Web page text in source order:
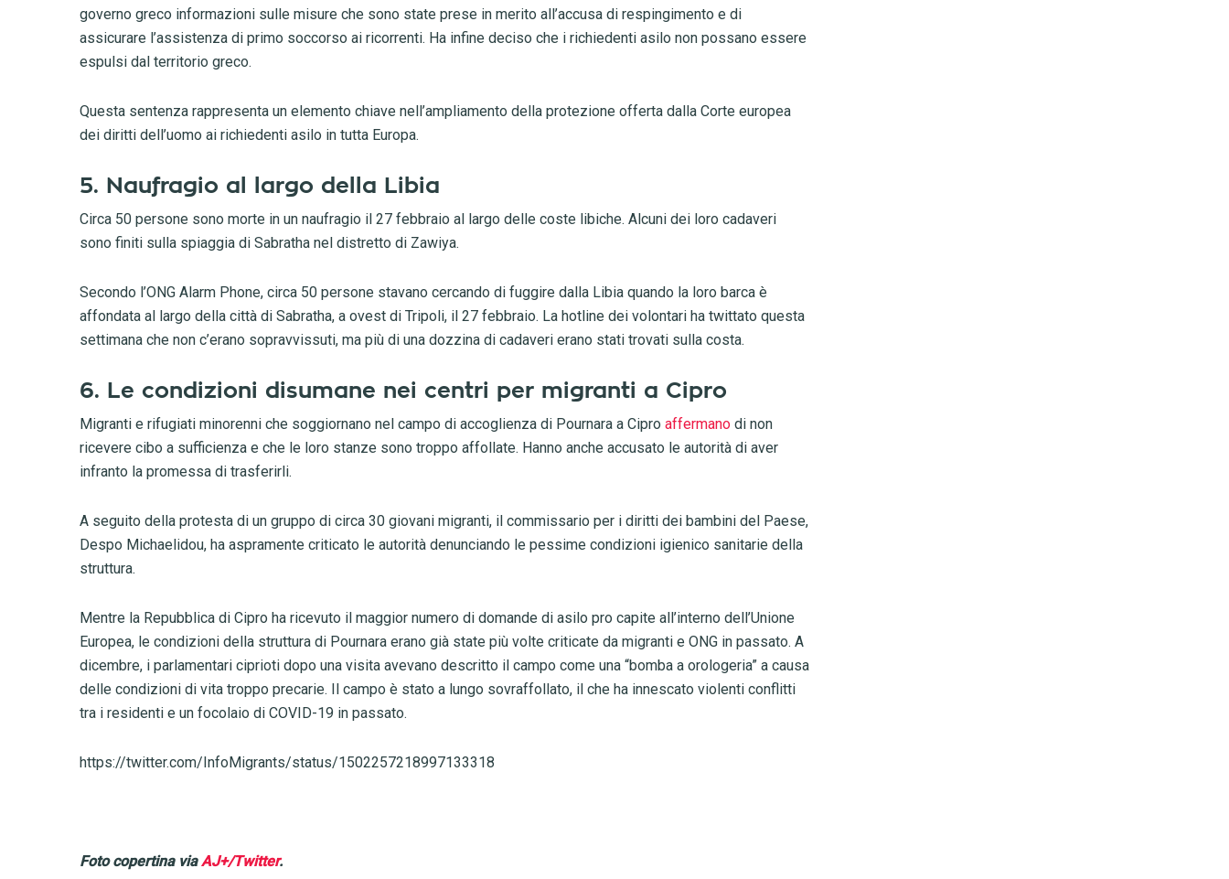
governo greco informazioni sulle misure che sono state prese in merito all’accusa di respingimento e di
assicurare l’assistenza di primo soccorso ai ricorrenti. Ha infine deciso che i richiedenti asilo non possano essere
espulsi dal territorio greco.
Questa sentenza rappresenta un elemento chiave nell’ampliamento della protezione offerta dalla Corte europea
dei diritti dell’uomo ai richiedenti asilo in tutta Europa.
5. Naufragio al largo della Libia
Circa 50 persone sono morte in un naufragio il 27 febbraio al largo delle coste libiche. Alcuni dei loro cadaveri
sono finiti sulla spiaggia di Sabratha nel distretto di Zawiya.
Secondo l’ONG Alarm Phone, circa 50 persone stavano cercando di fuggire dalla Libia quando la loro barca è
affondata al largo della città di Sabratha, a ovest di Tripoli, il 27 febbraio. La hotline dei volontari ha twittato questa
settimana che non c’erano sopravvissuti, ma più di una dozzina di cadaveri erano stati trovati sulla costa.
6. Le condizioni disumane nei centri per migranti a Cipro
Migranti e rifugiati minorenni che soggiornano nel campo di accoglienza di Pournara a Cipro affermano di non
ricevere cibo a sufficienza e che le loro stanze sono troppo affollate. Hanno anche accusato le autorità di aver
infranto la promessa di trasferirli.
A seguito della protesta di un gruppo di circa 30 giovani migranti, il commissario per i diritti dei bambini del Paese,
Despo Michaelidou, ha aspramente criticato le autorità denunciando le pessime condizioni igienico sanitarie della
struttura.
Mentre la Repubblica di Cipro ha ricevuto il maggior numero di domande di asilo pro capite all’interno dell’Unione
Europea, le condizioni della struttura di Pournara erano già state più volte criticate da migranti e ONG in passato. A
dicembre, i parlamentari ciprioti dopo una visita avevano descritto il campo come una “bomba a orologeria” a causa
delle condizioni di vita troppo precarie. Il campo è stato a lungo sovraffollato, il che ha innescato violenti conflitti
tra i residenti e un focolaio di COVID-19 in passato.
https://twitter.com/InfoMigrants/status/1502257218997133318
Foto copertina viaAJ+/Twitter.